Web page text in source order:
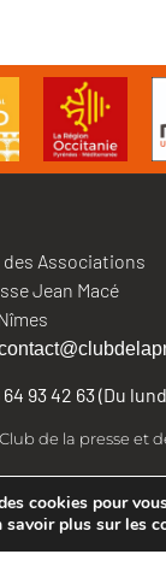
des Associations
Jean Macé
93 42 63 (Du
de la presse et
cookies pour
savoir plus sur les